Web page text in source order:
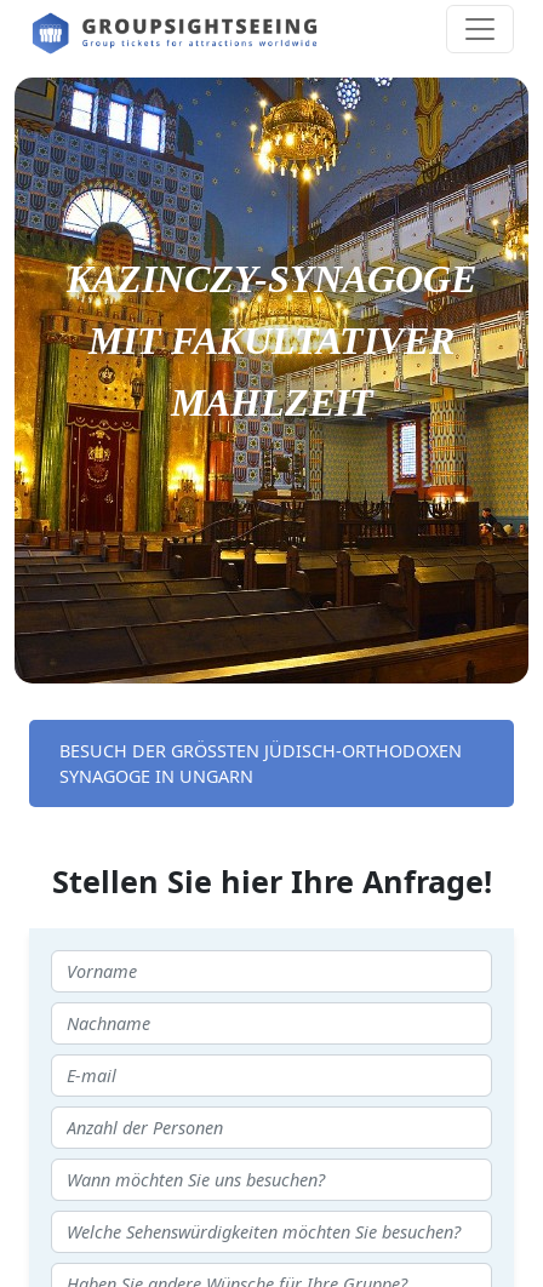
KAZINCZY-SYNAGOGE
MIT FAKULTATIVER
MAHLZEIT
BESUCH DER GRÖSSTEN JÜDISCH-ORTHODOXEN S
YNAGOGE IN UNGARN
Stellen Sie hier Ihre Anfrage!